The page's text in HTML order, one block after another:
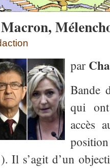
par
Bande
qui
accès
Il s’agit d’un